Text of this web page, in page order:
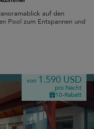
auf den
Pool zum Entspannen und
von 1.590 USD
pro Nacht
10-Rabatt